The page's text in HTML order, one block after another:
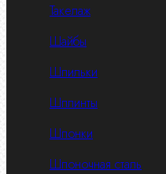
Такелаж
Шайбы
Шпильки
Шплинты
Шпонки
Шпоночная сталь